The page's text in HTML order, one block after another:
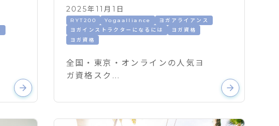
arrow_forward
2025年11月1日
RYT200 Yogaalliance
ヨガアライアンス
ヨガインストラクターになるには
ヨガ資格
ヨガ資格
全国・東京・オンラインの人気ヨ
ガ資格スク...
arrow_forward